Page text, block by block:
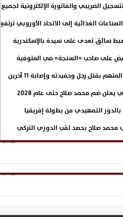
الضريبي والفاتورة الإلكترونية
إلى الاتحاد الأوروبي ترتفع 15.4% خلال النصف الأول من
سائق تعدى على سيدة بالإسكندرية
على صاحب «السنجة» في المنوفية
بقتل رجل وحفيدته وإصابة 11 آخرين
يعلن ضم محمد صلاح حتى عام 2028
التمهيدي من بطولة إفريقيا
محمد صلاح بحصد لقب الدوري التركي